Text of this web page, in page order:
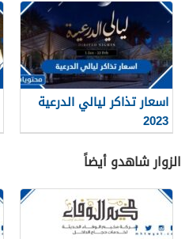
اسعار تذاكر ليالي الدرعية
2023
الزوار شاهدو أيضاً